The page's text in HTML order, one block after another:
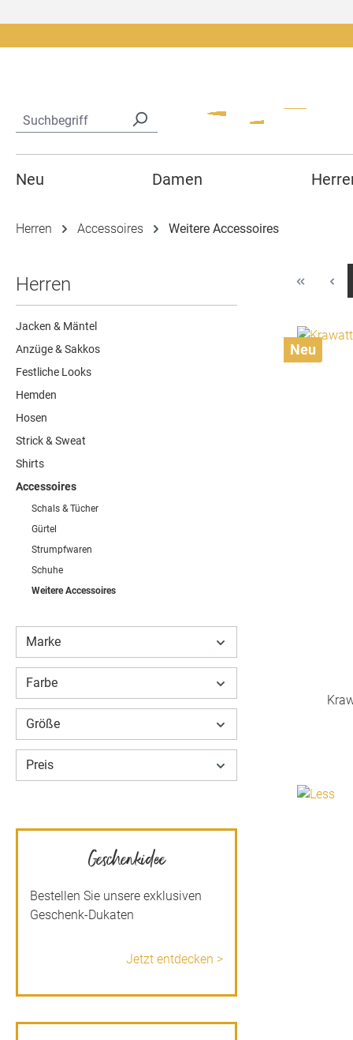
Neu Damen
Herren Accessoires Weitere Accessoires
Herren
Jacken & Mäntel
Anzüge & Sakkos
Festliche Looks
Hemden
Hosen
Strick & Sweat
Shirts
Accessoires
Schals & Tücher
Gürtel
Strumpfwaren
Schuhe
Weitere Accessoires
Marke
Farbe
Größe
Preis
Geschenkidee
Bestellen Sie unsere exklusiven
Geschenk-Dukaten
Jetzt entdecken >
Neu